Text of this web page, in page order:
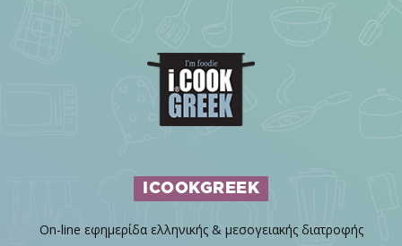
ICOOKGREEK
On-line εφημερίδα ελληνικής & μεσογειακής διατροφής